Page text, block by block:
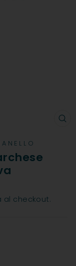
al checkout.